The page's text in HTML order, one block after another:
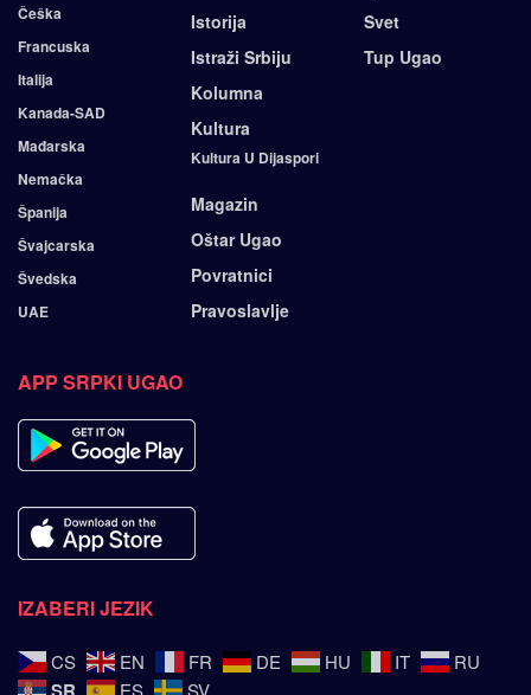
Češka
Francuska
Italija
Kanada-SAD
Mađarska
Nemačka
Španija
Švajcarska
Švedska
UAE
Istorija
Istraži Srbiju
Kolumna
Kultura
Kultura U Dijaspori
Magazin
Oštar Ugao
Povratnici
Pravoslavlje
Svet
Tup Ugao
APP SRPKI UGAO
IZABERI JEZIK
CS EN FR DE HU IT RU
ES SV